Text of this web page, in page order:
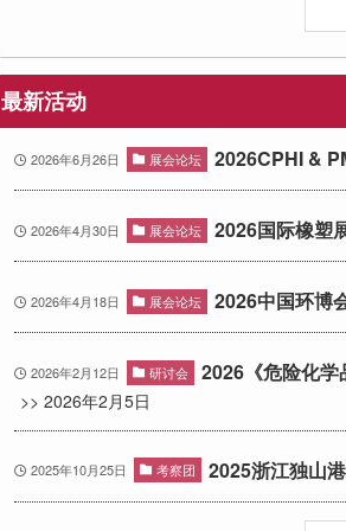
最新活动
2026CPHI &
2026年6月26日 展会论坛
2026国际橡塑
2026年4月30日 展会论坛
2026中国环博
2026年4月18日 展会论坛
2026《危险化学
>> 2026年2月5日
2026年2月12日 研讨会
2025浙江独山
2025年10月25日 考察团